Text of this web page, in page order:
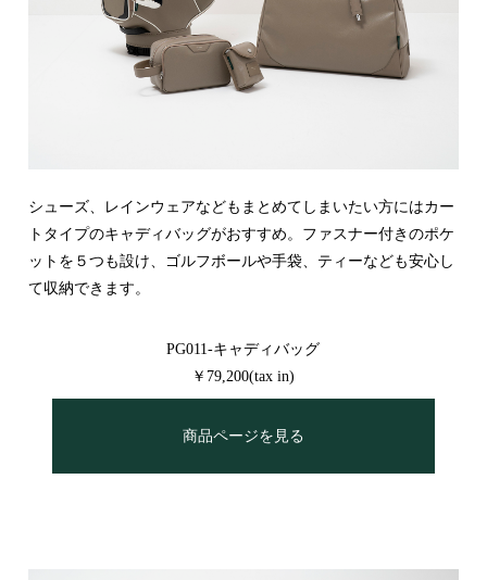
シューズ、レインウェアなどもまとめてしまいたい方にはカー
トタイプのキャディバッグがおすすめ。ファスナー付きのポケ
ットを５つも設け、ゴルフボールや手袋、ティーなども安心し
て収納できます。
PG011-キャディバッグ
￥79,200(tax in)
商品ページを見る